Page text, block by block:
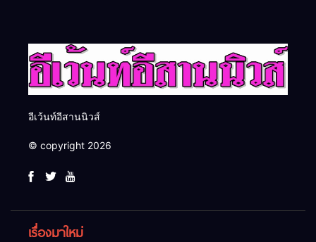
อีเว้นท์อีสานนิวส์
© copyright 2026
เรื่องมาใหม่